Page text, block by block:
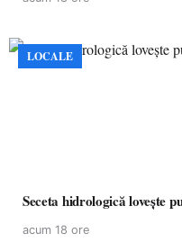
LOCALE
Seceta hidrologică lovește
acum 18 ore